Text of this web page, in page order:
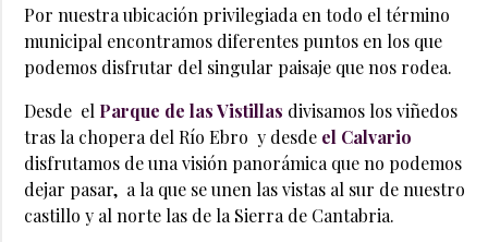
Por nuestra ubicación privilegiada en todo el término
municipal encontramos diferentes puntos en los que
podemos disfrutar del singular paisaje que nos rodea.
Desde el Parque de las Vistillas divisamos los viñedos
tras la chopera del Río Ebro y desde el Calvario
disfrutamos de una visión panorámica que no podemos
dejar pasar, a la que se unen las vistas al sur de nuestro
castillo y al norte las de la Sierra de Cantabria.